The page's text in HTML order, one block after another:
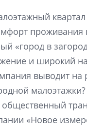
«город в
и широкий
выводит
«Новое